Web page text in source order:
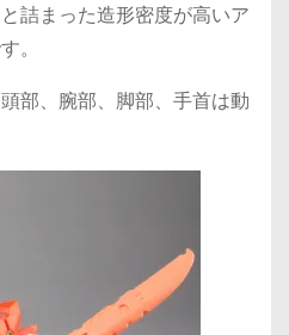
詰まった造形密度が高いア
。
部、腕部、脚部、手首は動